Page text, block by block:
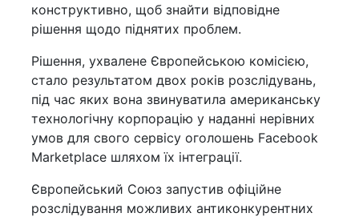
конструктивно, щоб знайти відповідне
рішення щодо піднятих проблем.
Рішення, ухвалене Європейською комісією,
стало результатом двох років розслідувань,
під час яких вона звинуватила американську
технологічну корпорацію у наданні нерівних
умов для свого сервісу оголошень Facebook
Marketplace шляхом їх інтеграції.
Європейський Союз запустив офіційне
розслідування можливих антиконкурентних